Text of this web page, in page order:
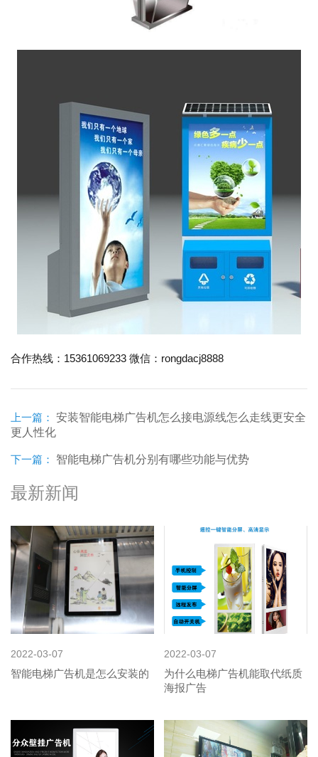
合作热线： 15361069233 微信： rongdacj8888
上一篇： 安装智能电梯广告机怎么接电源线怎么走线更安全
更人性化
下一篇： 智能电梯广告机分别有哪些功能与优势
最新新闻
2022-03-07
智能电梯广告机是怎么安装的
2022-03-07
为什么电梯广告机能取代纸质
海报广告